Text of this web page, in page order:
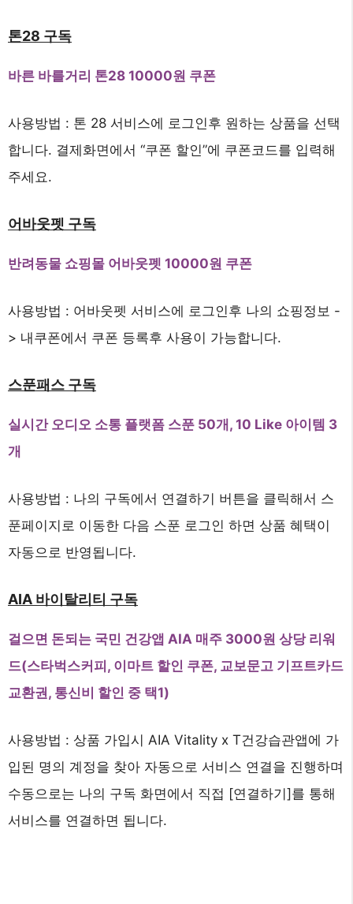
톤28 구독
바른 바를거리 톤28 10000원 쿠폰
사용방법 : 톤 28 서비스에 로그인후 원하는 상품을 선택
합니다. 결제화면에서 “쿠폰 할인”에 쿠폰코드를 입력해
주세요.
어바웃펫 구독
반려동물 쇼핑몰 어바웃펫 10000원 쿠폰
사용방법 : 어바웃펫 서비스에 로그인후 나의 쇼핑정보 -
> 내쿠폰에서 쿠폰 등록후 사용이 가능합니다.
스푼패스 구독
실시간 오디오 소통 플랫폼 스푼 50개, 10 Like 아이템 3
개
사용방법 : 나의 구독에서 연결하기 버튼을 클릭해서 스
푼페이지로 이동한 다음 스푼 로그인 하면 상품 혜택이
자동으로 반영됩니다.
AIA 바이탈리티 구독
걸으면 돈되는 국민 건강앱 AIA 매주 3000원 상당 리워
드(스타벅스커피, 이마트 할인 쿠폰, 교보문고 기프트카드
교환권, 통신비 할인 중 택1)
사용방법 : 상품 가입시 AIA Vitality x T건강습관앱에 가
입된 명의 계정을 찾아 자동으로 서비스 연결을 진행하며
수동으로는 나의 구독 화면에서 직접 [연결하기]를 통해
서비스를 연결하면 됩니다.